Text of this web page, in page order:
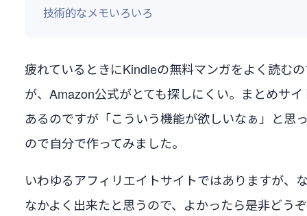
技術的なメモいろいろ
疲れているときにKindleの無料マンガをよく読む
が、Amazon公式がとても探しにくい。まとめサイ
あるのですが「こういう機能が欲しいなぁ」と思
ので自分で作ってみました。
いわゆるアフィリエイトサイトではありますが、
なかよく出来たと思うので、よかったら是非どう